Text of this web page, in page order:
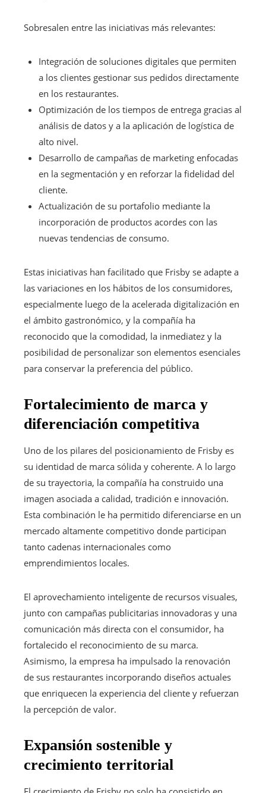
Sobresalen entre las iniciativas más relevantes:
Integración de soluciones digitales que permiten
a los clientes gestionar sus pedidos directamente
en los restaurantes.
Optimización de los tiempos de entrega gracias al
análisis de datos y a la aplicación de logística de
alto nivel.
Desarrollo de campañas de marketing enfocadas
en la segmentación y en reforzar la fidelidad del
cliente.
Actualización de su portafolio mediante la
incorporación de productos acordes con las
nuevas tendencias de consumo.
Estas iniciativas han facilitado que Frisby se adapte a
las variaciones en los hábitos de los consumidores,
especialmente luego de la acelerada digitalización en
el ámbito gastronómico, y la compañía ha
reconocido que la comodidad, la inmediatez y la
posibilidad de personalizar son elementos esenciales
para conservar la preferencia del público.
Fortalecimiento de marca y
diferenciación competitiva
Uno de los pilares del posicionamiento de Frisby es
su identidad de marca sólida y coherente. A lo largo
de su trayectoria, la compañía ha construido una
imagen asociada a calidad, tradición e innovación.
Esta combinación le ha permitido diferenciarse en un
mercado altamente competitivo donde participan
tanto cadenas internacionales como
emprendimientos locales.
El aprovechamiento inteligente de recursos visuales,
junto con campañas publicitarias innovadoras y una
comunicación más directa con el consumidor, ha
fortalecido el reconocimiento de su marca.
Asimismo, la empresa ha impulsado la renovación
de sus restaurantes incorporando diseños actuales
que enriquecen la experiencia del cliente y refuerzan
la percepción de valor.
Expansión sostenible y
crecimiento territorial